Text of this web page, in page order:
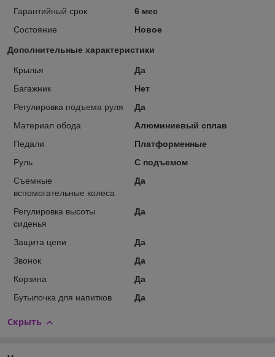
Гарантийный срок
6 мес
Состояние
Новое
Дополнительные характеристики
Крылья
Да
Багажник
Нет
Регулировка подъема руля
Да
Материал обода
Алюминиевый сплав
Педали
Платформенные
Руль
С подъемом
Съемные
вспомогательные колеса
Да
Регулировка высоты
сиденья
Да
Защита цепи
Да
Звонок
Да
Корзина
Да
Бутылочка для напитков
Да
Скрыть